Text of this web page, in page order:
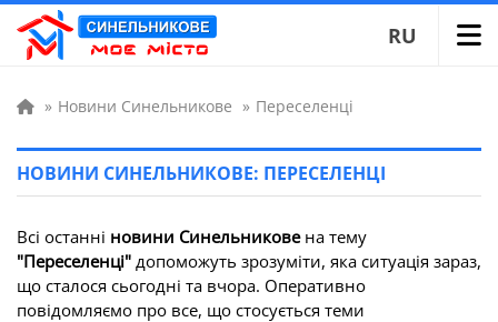
RU
» Новини Синельникове » Переселенці
НОВИНИ СИНЕЛЬНИКОВЕ: ПЕРЕСЕЛЕНЦІ
Всі останні новини Синельниковена тему
"Переселенці" допоможуть зрозуміти, яка ситуація зараз,
що сталося сьогодні та вчора. Оперативно
повідомляємо про все, що стосується теми